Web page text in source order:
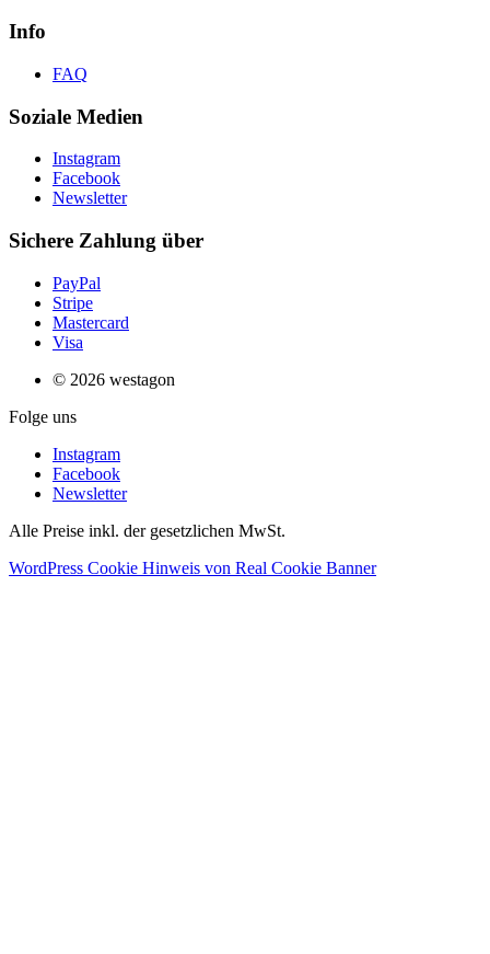
Info
FAQ
Soziale Medien
Instagram
Facebook
Newsletter
Sichere Zahlung über
PayPal
Stripe
Mastercard
Visa
© 2026 westagon
Folge uns
Instagram
Facebook
Newsletter
Alle Preise inkl. der gesetzlichen MwSt.
WordPress Cookie Hinweis von Real Cookie Banner